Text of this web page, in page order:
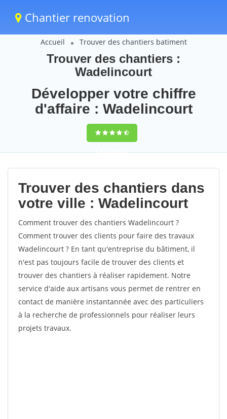
Chantier renovation
Accueil Trouver des chantiers batiment
Trouver des chantiers :
Wadelincourt
Développer votre chiffre
d'affaire : Wadelincourt
9,5(100%)65
votes
Trouver des chantiers dans
votre ville : Wadelincourt
Comment trouver des chantiers Wadelincourt ?
Comment trouver des clients pour faire des travaux
Wadelincourt ? En tant qu'entreprise du bâtiment, il
n'est pas toujours facile de trouver des clients et
trouver des chantiers à réaliser rapidement. Notre
service d'aide aux artisans vous permet de rentrer en
contact de manière instantannée avec des particuliers
à la recherche de professionnels pour réaliser leurs
projets travaux.